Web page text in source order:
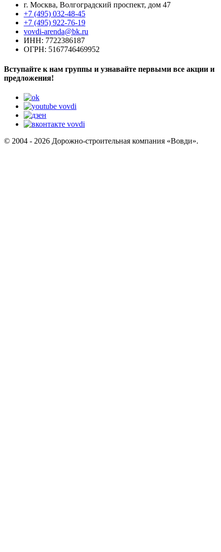
г. Москва, Волгоградский проспект, дом 47
+7 (495) 032-48-45
+7 (495) 922-76-19
vovdi-arenda@bk.ru
ИНН: 7722386187
ОГРН: 5167746469952
Вступайте к нам группы и узнавайте первыми все акции и
предложения!
© 2004 - 2026 Дорожно-строительная компания «Вовди».